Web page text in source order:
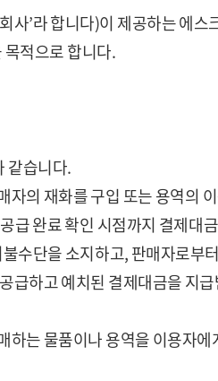
사’라 합니다)이 제공하는 에
적으로 합니다.
같습니다.
의 재화를 구입 또는 용역의
급 완료 확인 시점까지 결제대
수단을 소지하고, 판매자로부
급하고 예치된 결제대금을 지
는 물품이나 용역을 이용자